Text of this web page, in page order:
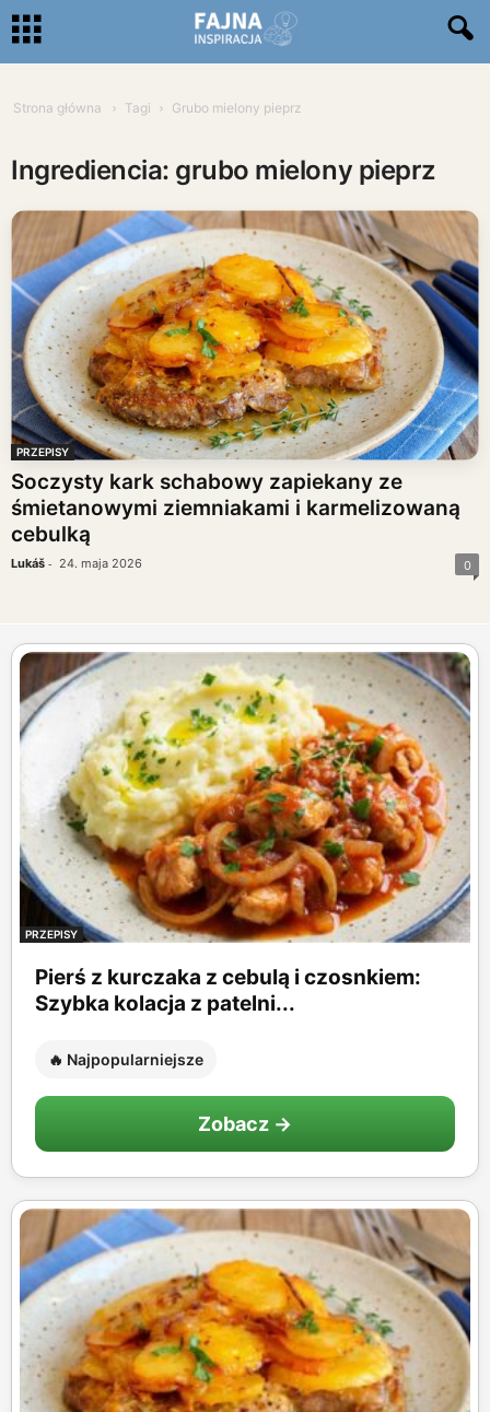
Strona główna Tagi Grubo mielony pieprz
Ingrediencia: grubo mielony pieprz
PRZEPISY
Soczysty kark schabowy zapiekany ze
śmietanowymi ziemniakami i karmelizowaną
cebulką
Lukáš - 24. maja 2026 0
PRZEPISY
Pierś z kurczaka z cebulą i czosnkiem:
Szybka kolacja z patelni...
🔥 Najpopularniejsze
Zobacz →